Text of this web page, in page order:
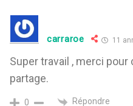
carraroe 11
Super travail , merci
partage.
0 Répondre